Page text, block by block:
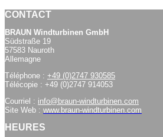
CONTACT
BRAUN Windturbinen GmbH
Südstraße 19
57583 Nauroth
Allemagne
Téléphone : +49 (0)2747 930585
Télécopie : +49 (0)2747 914053
Courriel : info@braun-windturbinen.com
Site Web : www.braun-windturbinen.com
HEURES